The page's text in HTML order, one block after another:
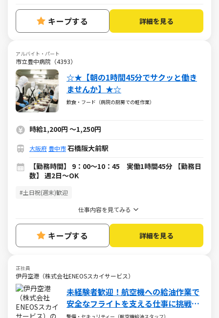
キープする 詳細を見る
アルバイト・パート
市立豊中病院（4393）
☆★【朝の1時間45分でサクッと働き
ませんか】★☆
飲食・フード（病院の厨房での軽作業）
時給1,200円 ～1,250円
大阪府 豊中市石橋阪大前駅
【勤務時間】 9：00～10：45 実働1時間45分 【勤務日
数】 週2日～OK
#土日祝(週末)歓迎
仕事内容を見てみる
キープする 詳細を見る
正社員
伊丹空港（株式会社ENEOSスカイサービス）
未経験者歓迎！航空機への給油作業で
安全なフライトを支える仕事に挑戦す
る仲間を募集！
警備・セキュリティー（航空機給油スタッフ）